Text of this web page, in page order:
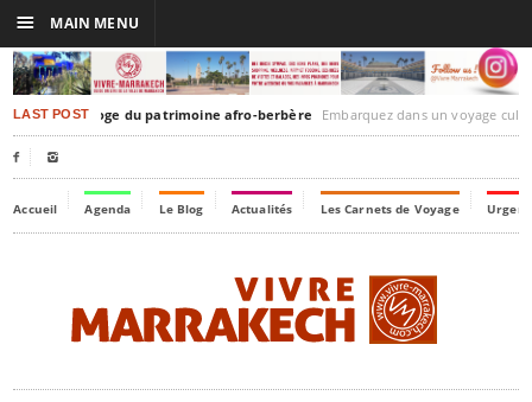
LAST POST: éloge du patrimoine afro-berbère Embarquez dans un voyage culturel dans le temps, à la
 
Accueil Agenda Le Blog Actualités Les Carnets de Voyage
☰ MAIN MENU